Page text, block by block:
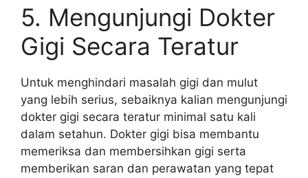
5. Mengunjungi Dokter
Gigi Secara Teratur
Untuk menghindari masalah gigi dan mulut
yang lebih serius, sebaiknya kalian mengunjungi
dokter gigi secara teratur minimal satu kali
dalam setahun. Dokter gigi bisa membantu
memeriksa dan membersihkan gigi serta
memberikan saran dan perawatan yang tepat